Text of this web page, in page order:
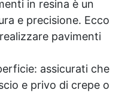
in resina è un
e precisione. Ecco
pavimenti
assicurati che
e privo di crepe o